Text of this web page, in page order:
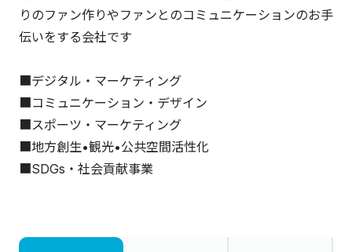
りのファン作りやファンとのコミュニケーションのお手
伝いをする会社です
■デジタル・マーケティング
■コミュニケーション・デザイン
■スポーツ・マーケティング
■地方創生•観光•公共空間活性化
■SDGs・社会貢献事業